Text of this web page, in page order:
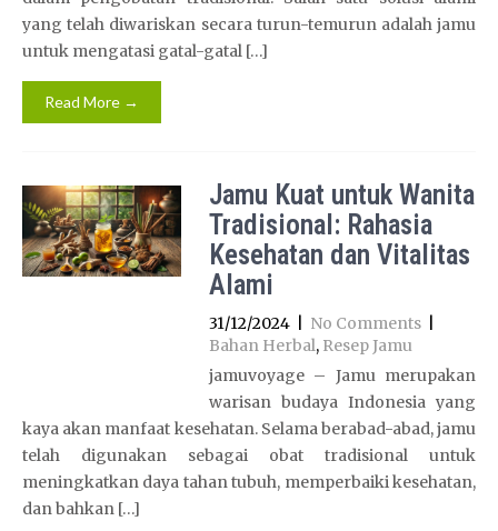
yang telah diwariskan secara turun-temurun adalah jamu
untuk mengatasi gatal-gatal […]
Read More →
Jamu Kuat untuk Wanita
Tradisional: Rahasia
Kesehatan dan Vitalitas
Alami
31/12/2024 No Comments
Bahan Herbal, Resep Jamu
jamuvoyage – Jamu merupakan
warisan budaya Indonesia yang
kaya akan manfaat kesehatan. Selama berabad-abad, jamu
telah digunakan sebagai obat tradisional untuk
meningkatkan daya tahan tubuh, memperbaiki kesehatan,
dan bahkan […]